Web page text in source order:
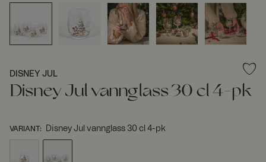
DISNEY JUL
Disney Jul vannglass 30 cl 4-pk
VARIANT: Disney Jul vannglass 30 cl 4-pk